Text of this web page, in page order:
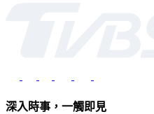
深入時事，一觸即見